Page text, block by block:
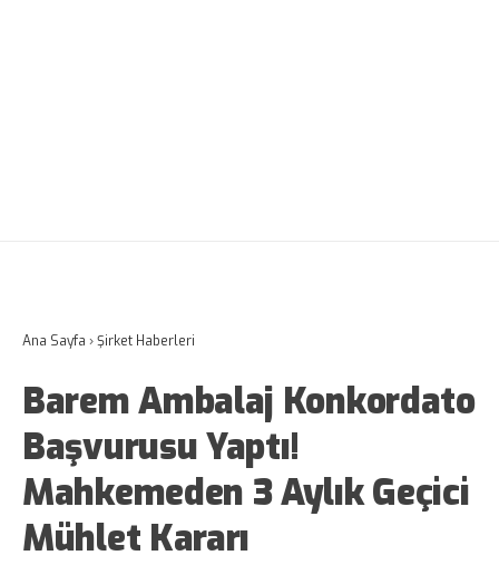
Ana Sayfa ›Şirket Haberleri
Barem Ambalaj Konkordato
Başvurusu Yaptı!
Mahkemeden 3 Aylık Geçici
Mühlet Kararı